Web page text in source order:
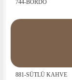
744-BORDO
881-SÜTLÜ KAHVE